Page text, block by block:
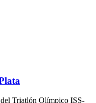
Triatlón Olímpico ISS-